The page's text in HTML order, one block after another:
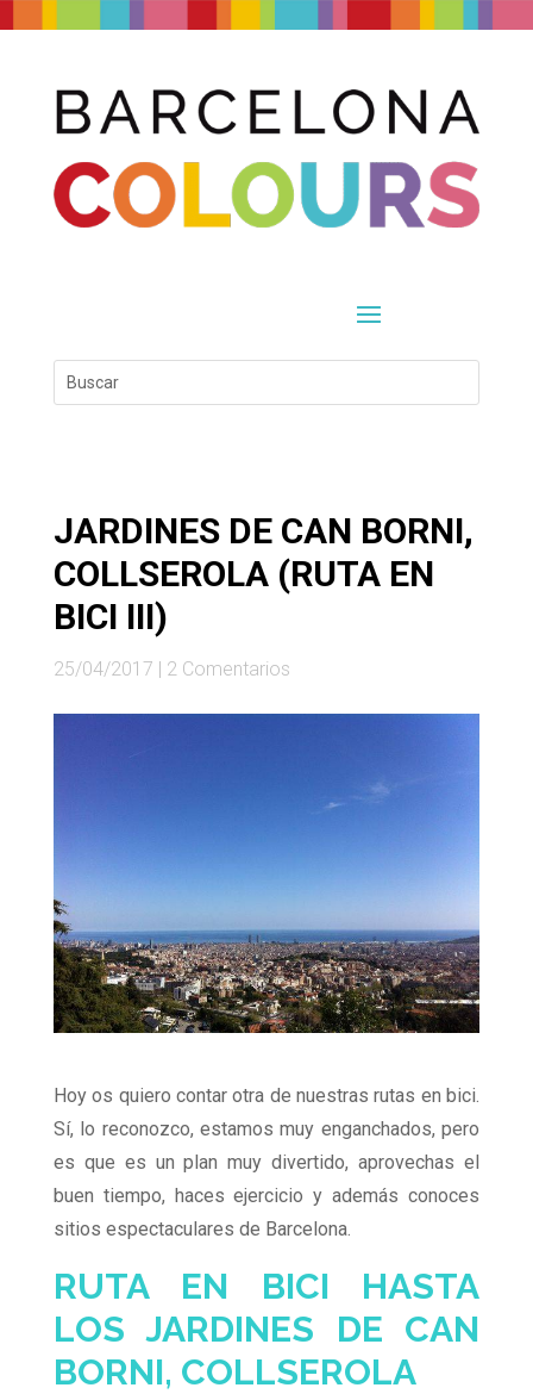
JARDINES DE CAN BORNI,
COLLSEROLA (RUTA EN
BICI III)
25/04/2017 2 Comentarios
Hoy os quiero contar otra de nuestras rutas en bici.
Sí, lo reconozco, estamos muy enganchados, pero
es que es un plan muy divertido, aprovechas el
buen tiempo, haces ejercicio y además conoces
sitios espectaculares de Barcelona.
RUTA EN BICI HASTA
LOS JARDINES DE CAN
BORNI, COLLSEROLA